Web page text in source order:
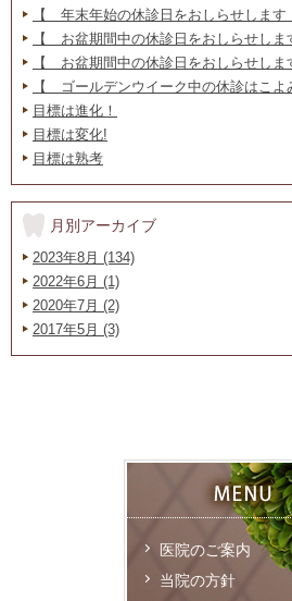
【 年末年始の休診日をおしらせします
【 お盆期間中の休診日をおしらせしま
【 お盆期間中の休診日をおしらせしま
【 ゴールデンウイーク中の休診はこ
目標は進化！
目標は変化!
目標は熟考
月別アーカイブ
2023年8月 (134)
2022年6月 (1)
2020年7月 (2)
2017年5月 (3)
医院のご案内
当院の方針